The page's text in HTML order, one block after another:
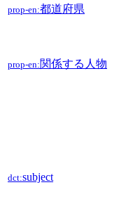
prop-en:都道府県
prop-en:関係する人物
dct:subject